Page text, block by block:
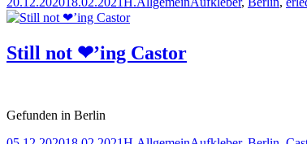
am
Still not ❤’ing Castor
Gefunden in Berlin